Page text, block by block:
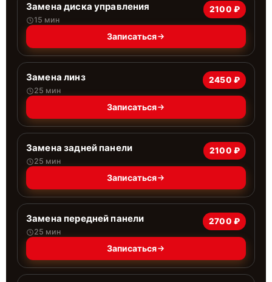
Замена диска управления
15 мин
2100 ₽
Записаться
Замена линз
25 мин
2450 ₽
Записаться
Замена задней панели
25 мин
2100 ₽
Записаться
Замена передней панели
25 мин
2700 ₽
Записаться